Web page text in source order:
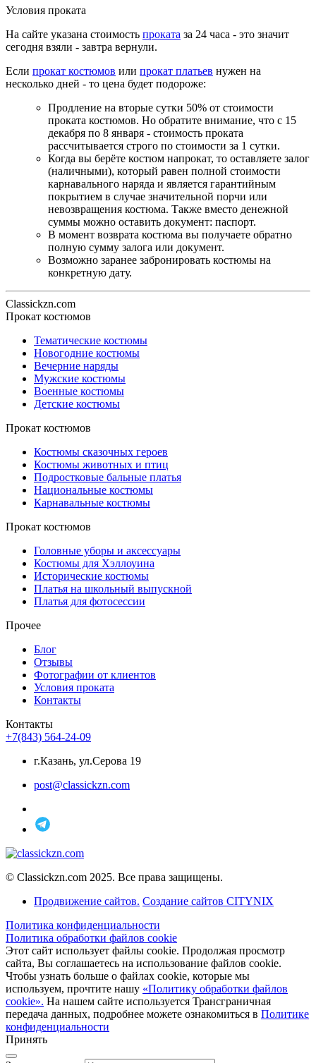
Условия проката
На сайте указана стоимость проката за 24 часа - это значит
сегодня взяли - завтра вернули.
Если прокат костюмов или прокат платьев нужен на
несколько дней - то цена будет подороже:
Продление на вторые сутки 50% от стоимости
проката костюмов. Но обратите внимание, что с 15
декабря по 8 января - стоимость проката
рассчитывается строго по стоимости за 1 сутки.
Когда вы берёте костюм напрокат, то оставляете залог
(наличными), который равен полной стоимости
карнавального наряда и является гарантийным
покрытием в случае значительной порчи или
невозвращения костюма. Также вместо денежной
суммы можно оставить документ: паспорт.
В момент возврата костюма вы получаете обратно
полную сумму залога или документ.
Возможно заранее забронировать костюмы на
конкретную дату.
Classickzn.com
Прокат костюмов
Тематические костюмы
Новогодние костюмы
Вечерние наряды
Мужские костюмы
Военные костюмы
Детские костюмы
Прокат костюмов
Костюмы сказочных героев
Костюмы животных и птиц
Подростковые бальные платья
Национальные костюмы
Карнавальные костюмы
Прокат костюмов
Головные уборы и аксессуары
Костюмы для Хэллоуина
Исторические костюмы
Платья на школьный выпускной
Платья для фотосессии
Прочее
Блог
Отзывы
Фотографии от клиентов
Условия проката
Контакты
Контакты
+7(843) 564-24-09
г.Казань, ул.Серова 19
post@classickzn.com
© Classickzn.com 2025. Все права защищены.
Продвижение сайтов. Создание сайтов CITYNIX
Политика конфиденциальности
Политика обработки файлов cookie
Этот сайт использует файлы cookie. Продолжая просмотр
сайта, Вы соглашаетесь на использование файлов cookie.
Чтобы узнать больше о файлах cookie, которые мы
используем, прочтите нашу «Политику обработки файлов
cookie». На нашем сайте используется Трансграничная
передача данных, подробнее можете ознакомиться в Политике
конфиденциальности
Принять